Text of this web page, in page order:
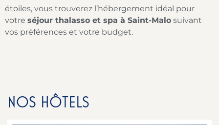
étoiles, vous trouverez l’hébergement idéal pour
votre séjour thalasso et spa à Saint-Malo suivant
vos préférences et votre budget.
NOS HÔTELS